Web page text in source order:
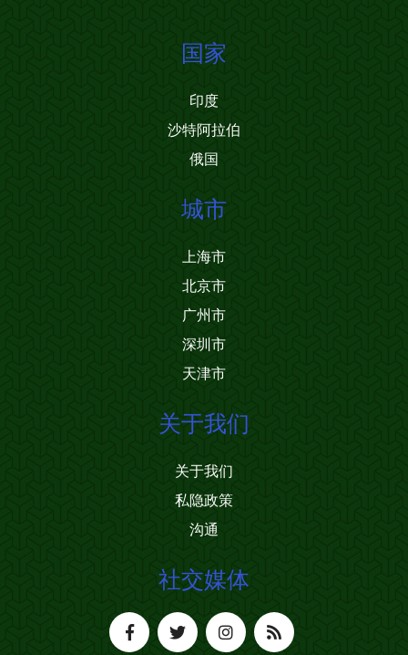
国家
印度
沙特阿拉伯
俄国
城市
上海市
北京市
广州市
深圳市
天津市
关于我们
关于我们
私隐政策
沟通
社交媒体